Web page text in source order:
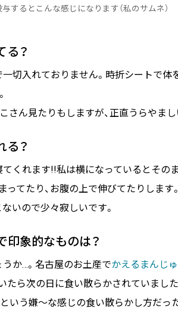
するとこんな感じになります（私のサムネ）
る？
切入れておりません。時折シートで体
さん見たりもしますが、正直うらやまし
る？
てくれます!!私は横になっているとその
てたり、お腹の上で伸びてたりします。
いので少々寂しいです。
印象的なものは？
か…。名古屋のお土産でかえるまんじ
たら次の日に食い散らかされていました
いう嫌〜な感じの食い散らかし方だっ